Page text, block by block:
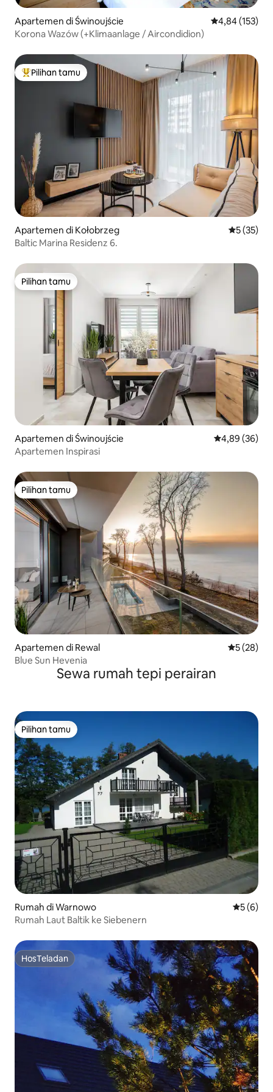
Apartemen di Świnoujście Nilai rata-rata
4,84 (153)
Korona Wazów (+Klimaanlage / Aircondidion)
Pilihan tamu terpopuler
Pilihan tamu
Apartemen di Kołobrzeg Nilai rata-
5 (35)
Baltic Marina Residenz 6.
Pilihan tamu
Pilihan tamu
Apartemen di Świnoujście Nilai rata-rata
4,89 (36)
Apartemen Inspirasi
Pilihan tamu
Pilihan tamu
Apartemen di Rewal Nilai rata-
5 (28)
Blue Sun Hevenia
Sewa rumah tepi perairan
Pilihan tamu
Pilihan tamu
Rumah di Warnowo Nilai
5 (6)
Rumah Laut Baltik ke Siebenern
HosTeladan
HosTeladan